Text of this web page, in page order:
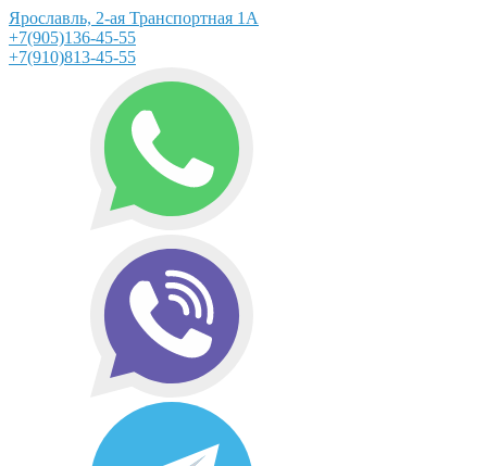
Ярославль, 2-ая Транспортная 1А
+7(905)136-45-55
+7(910)813-45-55